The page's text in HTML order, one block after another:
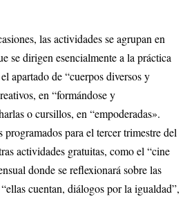
las actividades se agrupan en
se dirigen esencialmente a la práctica
apartado de “cuerpos diversos y
en “formándose y
o cursillos, en “empoderadas».
programados para el tercer trimestre del
actividades gratuitas, como el “cine
donde se reflexionará sobre las
cuentan, diálogos por la igualdad”,